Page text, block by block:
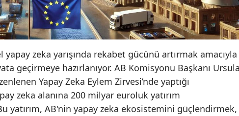
zeka yarışında rekabet gücünü artırmak amacıyla
geçirmeye hazırlanıyor. AB Komisyonu Başkanı
Yapay Zeka Eylem Zirvesi’nde yaptığı
zeka alanına 200 milyar euroluk yatırım
yatırım, AB'nin yapay zeka ekosistemini güçlendirmek,